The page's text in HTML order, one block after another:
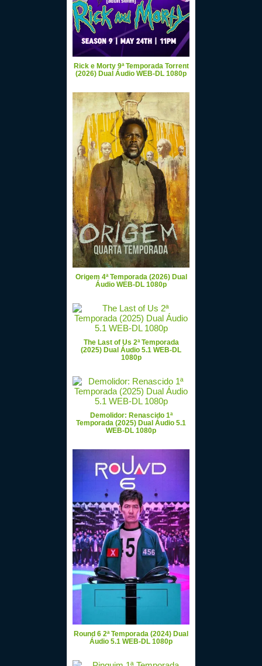
Rick e Morty 9ª Temporada Torrent
(2026) Dual Áudio WEB-DL 1080p
Origem 4ª Temporada (2026) Dual
Áudio WEB-DL 1080p
The Last of Us 2ª Temporada
(2025) Dual Áudio 5.1 WEB-DL
1080p
Demolidor: Renascido 1ª
Temporada (2025) Dual Áudio 5.1
WEB-DL 1080p
Round 6 2ª Temporada (2024) Dual
Áudio 5.1 WEB-DL 1080p